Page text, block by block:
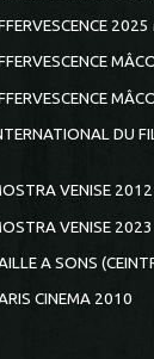
DU
VENISE 2012
VENISE 2023
A SONS
CINEMA 2010